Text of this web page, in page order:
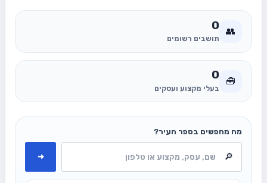
👥
0
תושבים רשומים
🧰
0
בעלי מקצוע ועסקים
מה מחפשים בספר העיר?
➜